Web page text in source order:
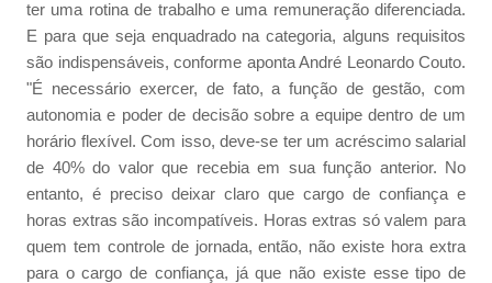
ter uma rotina de trabalho e uma remuneração diferenciada.
E para que seja enquadrado na categoria, alguns requisitos
são indispensáveis, conforme aponta André Leonardo Couto.
"É necessário exercer, de fato, a função de gestão, com
autonomia e poder de decisão sobre a equipe dentro de um
horário flexível. Com isso, deve-se ter um acréscimo salarial
de 40% do valor que recebia em sua função anterior. No
entanto, é preciso deixar claro que cargo de confiança e
horas extras são incompatíveis. Horas extras só valem para
quem tem controle de jornada, então, não existe hora extra
para o cargo de confiança, já que não existe esse tipo de